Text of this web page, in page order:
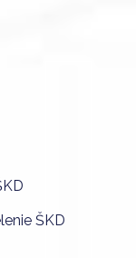
ŠKD